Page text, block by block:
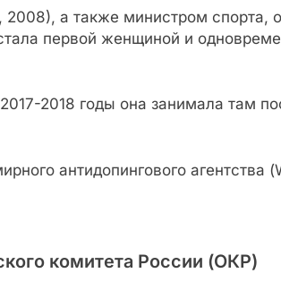
а также министром спорта,
первой женщиной и
2018 годы она занимала там
антидопингового агентства
комитета России (ОКР)